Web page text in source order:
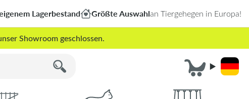
Lagerbestand Größte Auswahlan Tiergehegen in Europa!
Showroom geschlossen.